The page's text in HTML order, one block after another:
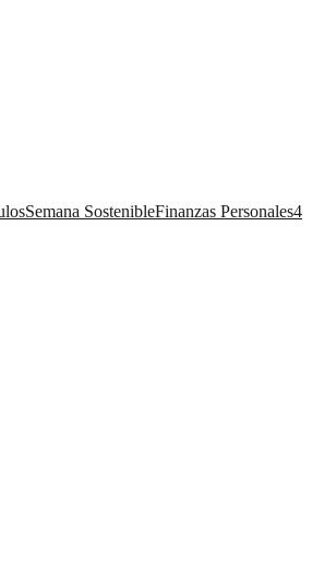
Semana SostenibleFinanzas Personales4